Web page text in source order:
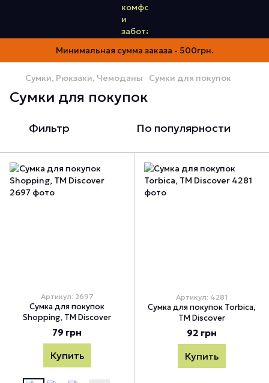
Минимальная сумма заказа - 500грн.
Сумки, Рюкзаки, Чемоданы Сумки для покупок
Сумки для покупок
Фильтр По популярности
Артикул: 2697
Сумка для покупок
Shopping, TM Discover
79 грн
Купить
Артикул: 4281
Сумка для покупок Torbica,
TM Discover
92 грн
Купить